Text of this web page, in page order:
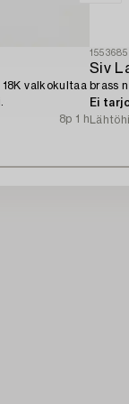
valkokultaa
8p 1 h
1553685
Siv
brass
Ei